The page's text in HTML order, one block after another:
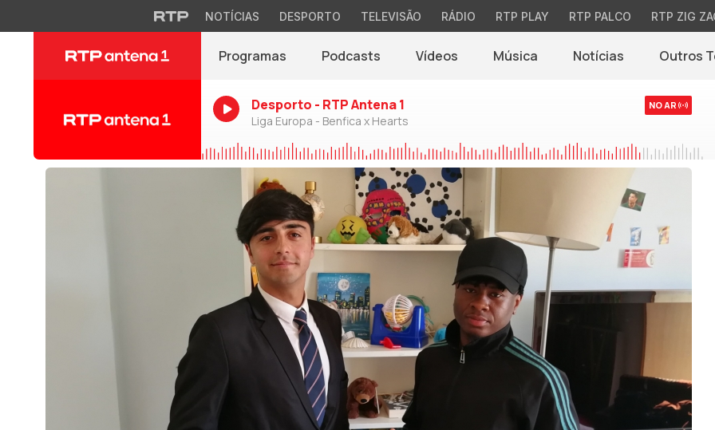
NOTÍCIAS DESPORTO TELEVISÃO RÁDIO RTP PLAY RTP PALCO RTP ZIG
Programas Podcasts Vídeos Música Notícias(abre em nova
Outros
Desporto - RTP Antena 1
Liga Europa - Benfica x Hearts
NO AR